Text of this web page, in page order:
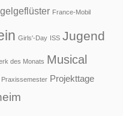
France-Mobil
Girls'-Day ISS Jugend
des Monats Musical
Praxissemester Projekttage